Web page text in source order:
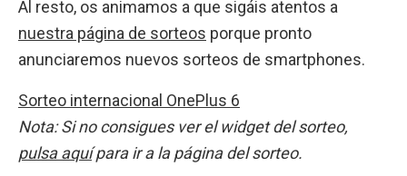
Al resto, os animamos a que sigáis atentos a
nuestra página de sorteos porque pronto
anunciaremos nuevos sorteos de smartphones.
Sorteo internacional OnePlus 6
Nota: Si no consigues ver el widget del sorteo,
pulsa aquípara ir a la página del sorteo.